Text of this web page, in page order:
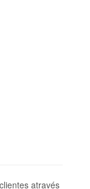
através